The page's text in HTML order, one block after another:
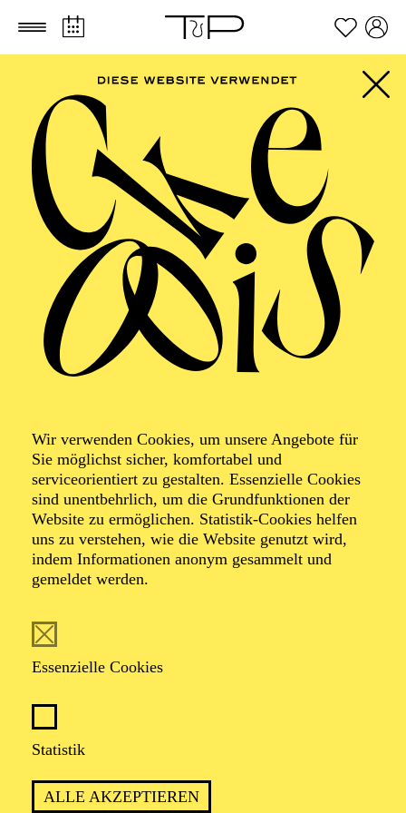
Zum Hauptinhalt springen Zum Footer springen
Wir verwenden Cookies, um unsere Angebote für
Sie möglichst sicher, komfortabel und
serviceorientiert zu gestalten. Essenzielle Cookies
sind unentbehrlich, um die Grundfunktionen der
Website zu ermöglichen. Statistik-Cookies helfen
uns zu verstehen, wie die Website genutzt wird,
indem Informationen anonym gesammelt und
gemeldet werden.
Essenzielle Cookies
Statistik
ALLE AKZEPTIEREN
Foto: Katharina Schaeffer
Gîn Bali ist kurdisch-deutsche Gitarristin,
Veranstalterin, DJ und Community-Organiserin.